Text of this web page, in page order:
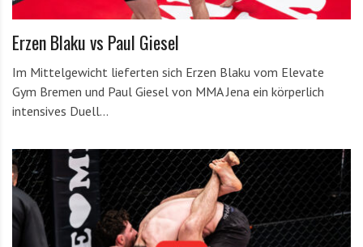
Erzen Blaku vs Paul Giesel
Im Mittelgewicht lieferten sich Erzen Blaku vom Elevate
Gym Bremen und Paul Giesel von MMA Jena ein körperlich
intensives Duell…